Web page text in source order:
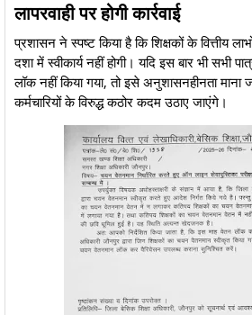
लापरवाही पर होगी कार्रवाई
​प्रशासन ने स्पष्ट किया है कि शिक्षकों के वित्तीय
दशा में स्वीकार्य नहीं होगी। यदि इस बार भी सभी
लॉक नहीं किया गया, तो इसे अनुशासनहीनता माना
कर्मचारियों के विरुद्ध कठोर कदम उठाए जाएंगे।